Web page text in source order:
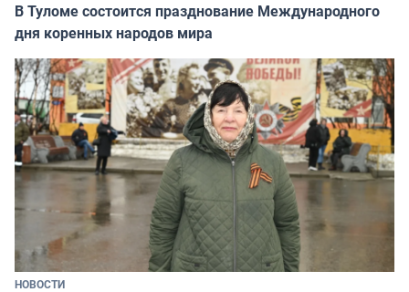
В Туломе состоится празднование Международного
дня коренных народов мира
НОВОСТИ